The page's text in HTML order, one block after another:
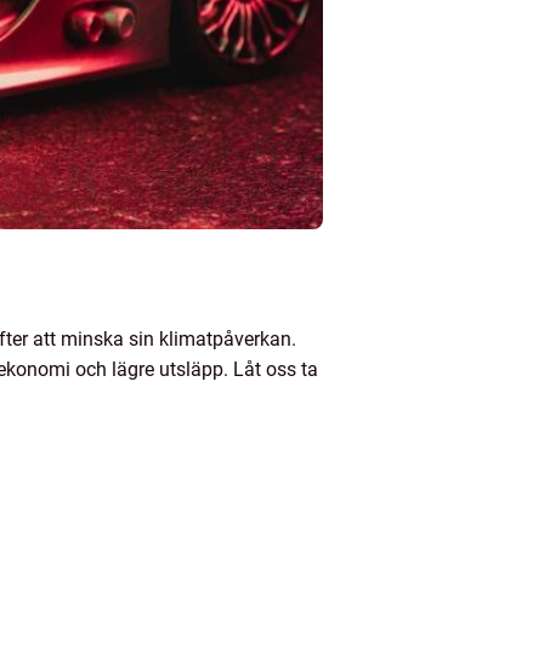
att minska sin klimatpåverkan.
och lägre utsläpp. Låt oss ta